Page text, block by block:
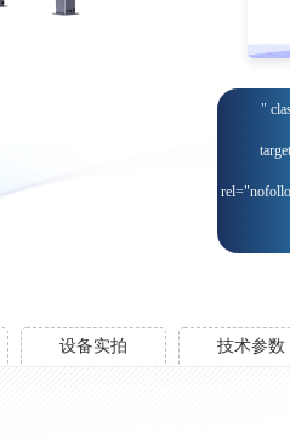
"
设备实拍 技术参数